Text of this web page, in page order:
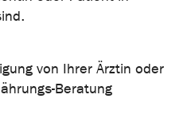
von Ihrer Ärztin oder
Beratung